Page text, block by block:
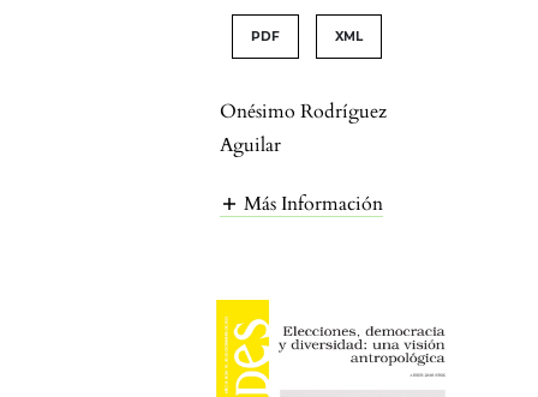
PDF XML
Onésimo Rodríguez
Aguilar
Más Información